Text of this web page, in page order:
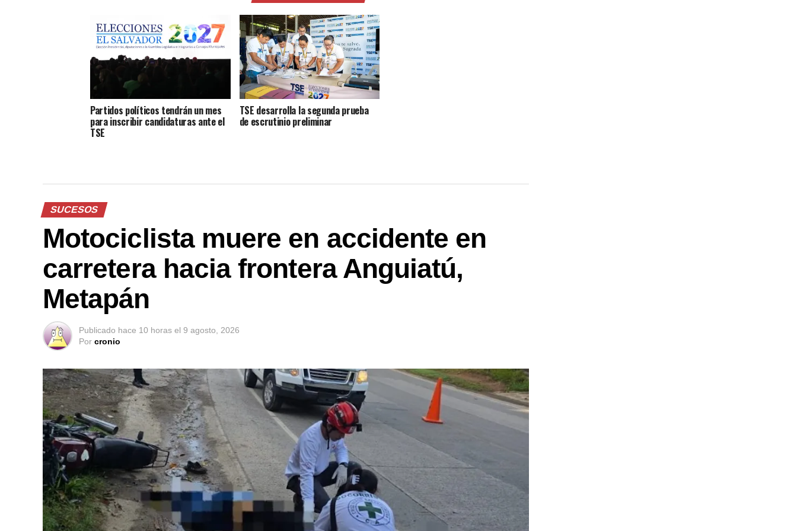
Partidos políticos tendrán un mes
para inscribir candidaturas ante el
TSE
TSE desarrolla la segunda prueba
de escrutinio preliminar
SUCESOS
Motociclista muere en accidente en
carretera hacia frontera Anguiatú,
Metapán
Publicado hace 10 horas el 9 agosto, 2026
Por cronio